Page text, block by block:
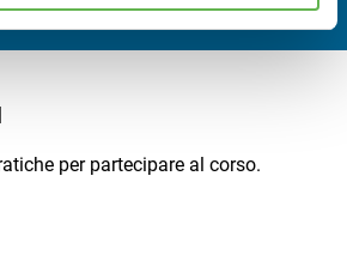
per partecipare al corso.